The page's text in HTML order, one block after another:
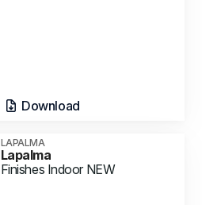
Download
LAPALMA
Lapalma
Finishes Indoor NEW